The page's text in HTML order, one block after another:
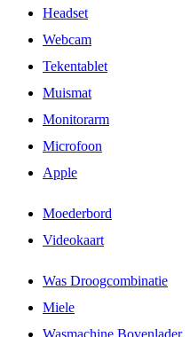
Headset
Webcam
Tekentablet
Muismat
Monitorarm
Microfoon
Apple
Moederbord
Videokaart
Was Droogcombinatie
Miele
Wasmachine Bovenlader